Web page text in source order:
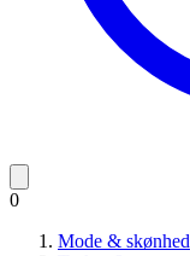
0
Mode & skønhed